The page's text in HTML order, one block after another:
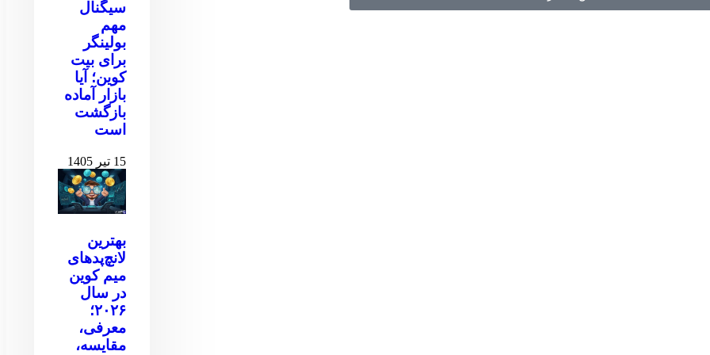
سیگنال
مهم
بولینگر
برای بیت
کوین‌‌؛ آیا
بازار آماده
بازگشت
است
15 تیر 1405
بهترین
لانچ‌پدهای
میم کوین
در سال
۲۰۲۶؛
معرفی،
مقایسه،